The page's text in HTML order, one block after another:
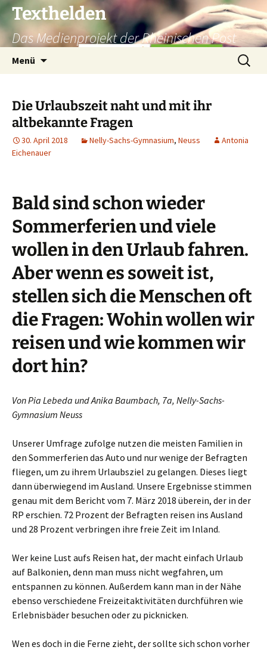
Texthelden
Das Medienprojekt der Rheinischen Post
Menü
Suchen
nach:
Die Urlaubszeit naht und mit ihr
altbekannte Fragen
30. April 2018 Nelly-Sachs-Gymnasium, Neuss
Antonia
Eichenauer
Bald sind schon wieder
Sommerferien und viele
wollen in den Urlaub fahren.
Aber wenn es soweit ist,
stellen sich die Menschen oft
die Fragen: Wohin wollen wir
reisen und wie kommen wir
dort hin?
Von Pia Lebeda und Anika Baumbach, 7a, Nelly-Sachs-
Gymnasium Neuss
Unserer Umfrage zufolge nutzen die meisten Familien in
den Sommerferien das Auto und nur wenige der Befragten
fliegen, um zu ihrem Urlaubsziel zu gelangen. Dieses liegt
dann überwiegend im Ausland. Unsere Ergebnisse stimmen
genau mit dem Bericht vom 7. März 2018 überein, der in der
RP erschien. 72 Prozent der Befragten reisen ins Ausland
und 28 Prozent verbringen ihre freie Zeit im Inland.
Wer keine Lust aufs Reisen hat, der macht einfach Urlaub
auf Balkonien, denn man muss nicht wegfahren, um
entspannen zu können. Außerdem kann man in der Nähe
ebenso verschiedene Freizeitaktivitäten durchführen wie
Erlebnisbäder besuchen oder zu picknicken.
Wen es doch in die Ferne zieht, der sollte sich schon vorher